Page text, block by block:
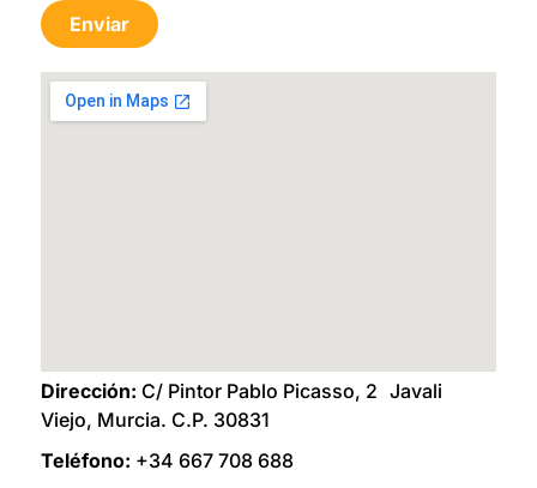
Dirección: C/ Pintor Pablo Picasso, 2 Javali
Viejo, Murcia. C.P. 30831
Teléfono: +34 667 708 688
Enviar